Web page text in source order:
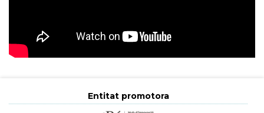
Entitat promotora